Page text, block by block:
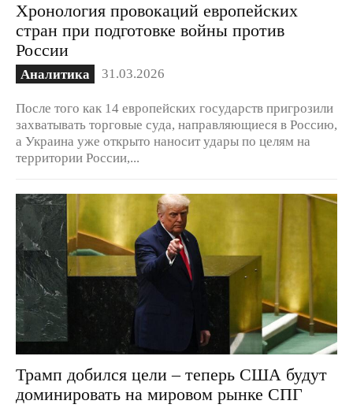
Хронология провокаций европейских
стран при подготовке войны против
России
Аналитика 31.03.2026
После того как 14 европейских государств пригрозили
захватывать торговые суда, направляющиеся в Россию,
а Украина уже открыто наносит удары по целям на
территории России,...
Трамп добился цели – теперь США будут
доминировать на мировом рынке СПГ